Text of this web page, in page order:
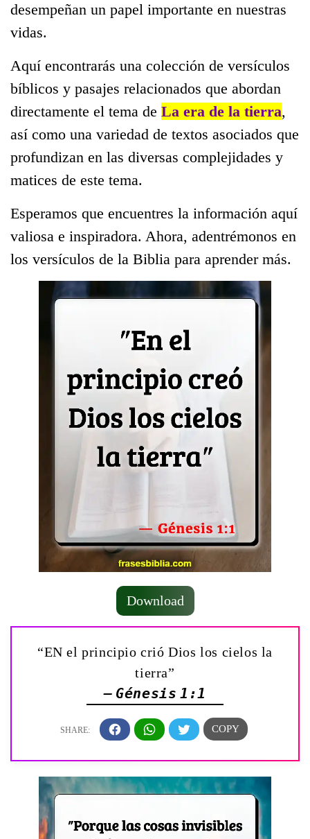
desempeñan un papel importante en nuestras
vidas.
Aquí encontrarás una colección de versículos
bíblicos y pasajes relacionados que abordan
directamente el tema de La era de la tierra,
así como una variedad de textos asociados que
profundizan en las diversas complejidades y
matices de este tema.
Esperamos que encuentres la información aquí
valiosa e inspiradora. Ahora, adentrémonos en
los versículos de la Biblia para aprender más.
Download
“EN el principio crió Dios los cielos la
tierra”
— Génesis 1:1